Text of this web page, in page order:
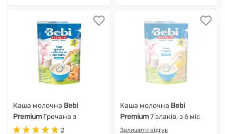
Каша молочна Bebi
Premium Гречана з
яблуком і абрикосами, з 5
2
Каша молочна Bebi
Premium7 злаків, з 6 міс.,
200 г
Залишити відгук